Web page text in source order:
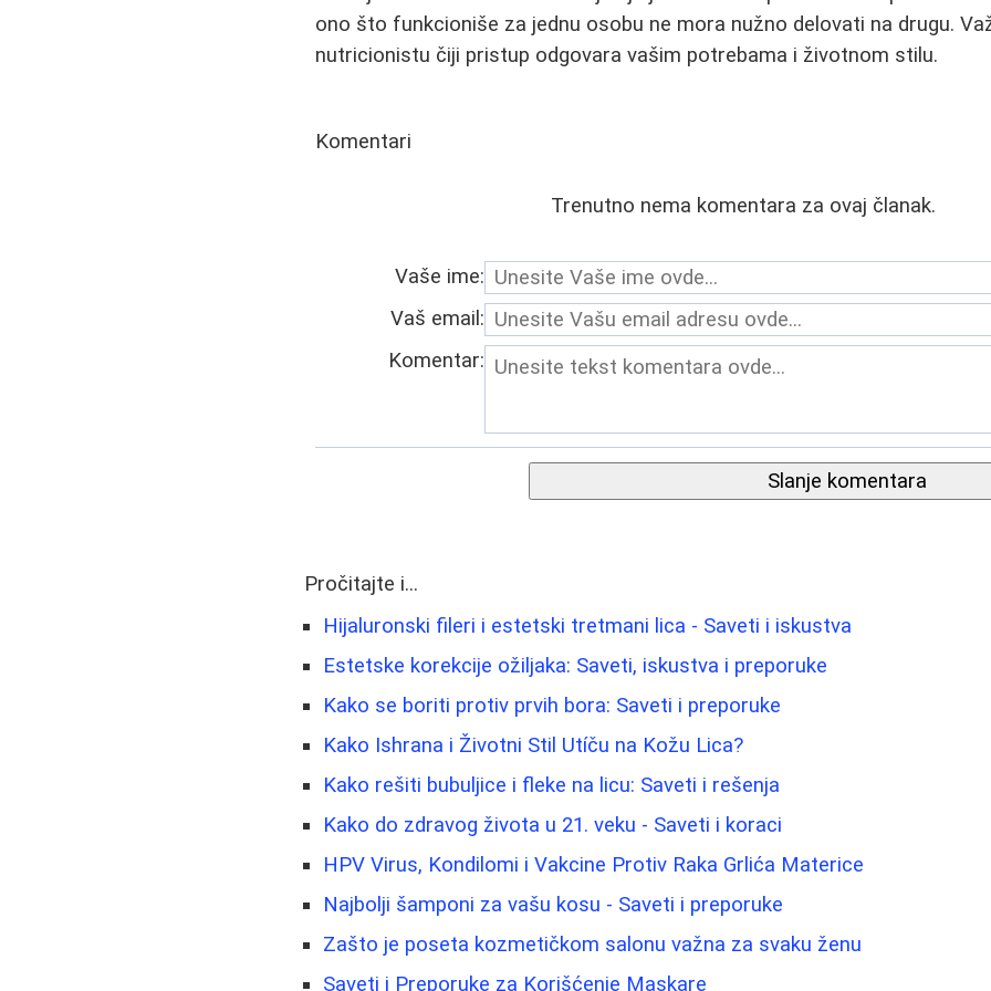
ono što funkcioniše za jednu osobu ne mora nužno delovati na drugu.
nutricionistu čiji pristup odgovara vašim potrebama i životnom stilu.
Komentari
Trenutno nema komentara za ovaj članak.
Vaše ime:
Vaš email:
Komentar:
Slanje komentara
Pročitajte i...
Hijaluronski fileri i estetski tretmani lica - Saveti i iskustva
Estetske korekcije ožiljaka: Saveti, iskustva i preporuke
Kako se boriti protiv prvih bora: Saveti i preporuke
Kako Ishrana i Životni Stil Utíču na Kožu Lica?
Kako rešiti bubuljice i fleke na licu: Saveti i rešenja
Kako do zdravog života u 21. veku - Saveti i koraci
HPV Virus, Kondilomi i Vakcine Protiv Raka Grlića Materice
Najbolji šamponi za vašu kosu - Saveti i preporuke
Zašto je poseta kozmetičkom salonu važna za svaku ženu
Saveti i Preporuke za Korišćenje Maskare